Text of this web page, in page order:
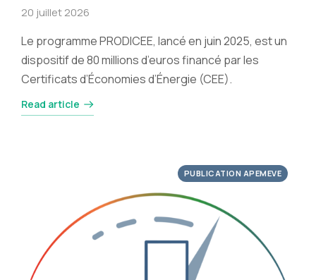
20 juillet 2026
Le programme PRODICEE, lancé en juin 2025, est un
dispositif de 80 millions d’euros financé par les
Certificats d’Économies d’Énergie (CEE).
Read article
PUBLICATION APEMEVE